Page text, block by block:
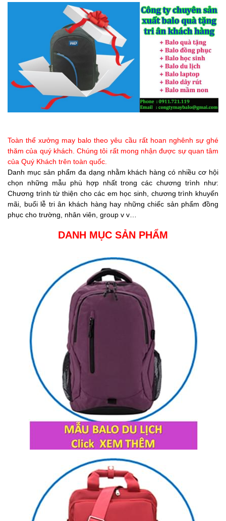
Toàn thể xưởng may balo theo yêu cầu rất hoan nghênh sự ghé
thăm của quý khách. Chúng tôi rất mong nhận được sự quan tâm
của Quý Khách trên toàn quốc.
Danh mục sản phẩm đa dạng nhằm khách hàng có nhiều cơ hội
chọn những mẫu phù hợp nhất trong các chương trình như:
Chương trình từ thiện cho các em học sinh, chương trình khuyến
mãi, buổi lễ tri ân khách hàng hay những chiếc sản phẩm đồng
phục cho trường, nhân viên, group v v…
DANH MỤC SẢN PHẨM